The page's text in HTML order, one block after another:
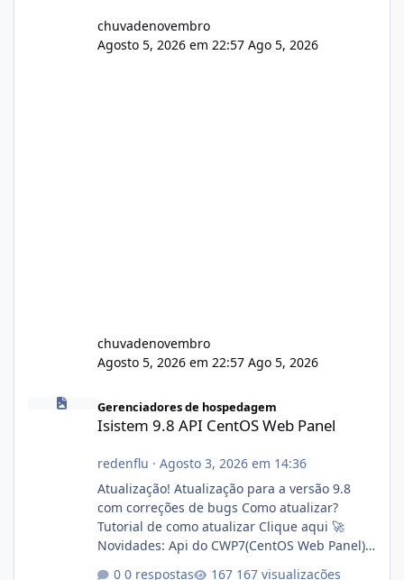
chuvadenovembro
Agosto 5, 2026 em 22:57 Ago 5, 2026
chuvadenovembro
Agosto 5, 2026 em 22:57 Ago 5, 2026
Isistem 9.8 API CentOS Web Panel
Gerenciadores de hospedagem
Isistem 9.8 API CentOS Web Panel
redenflu · Agosto 3, 2026 em 14:36
Atualização! Atualização para a versão 9.8
com correções de bugs Como atualizar?
Tutorial de como atualizar Clique aqui 🚀
Novidades: Api do CWP7(CentOS Web Panel)
0 respostas 167 visualizações